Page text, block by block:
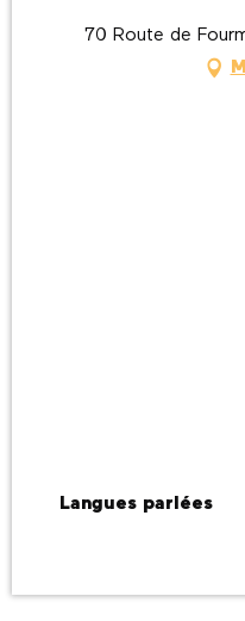
70 Route de
Langues parlées
Langues parlées